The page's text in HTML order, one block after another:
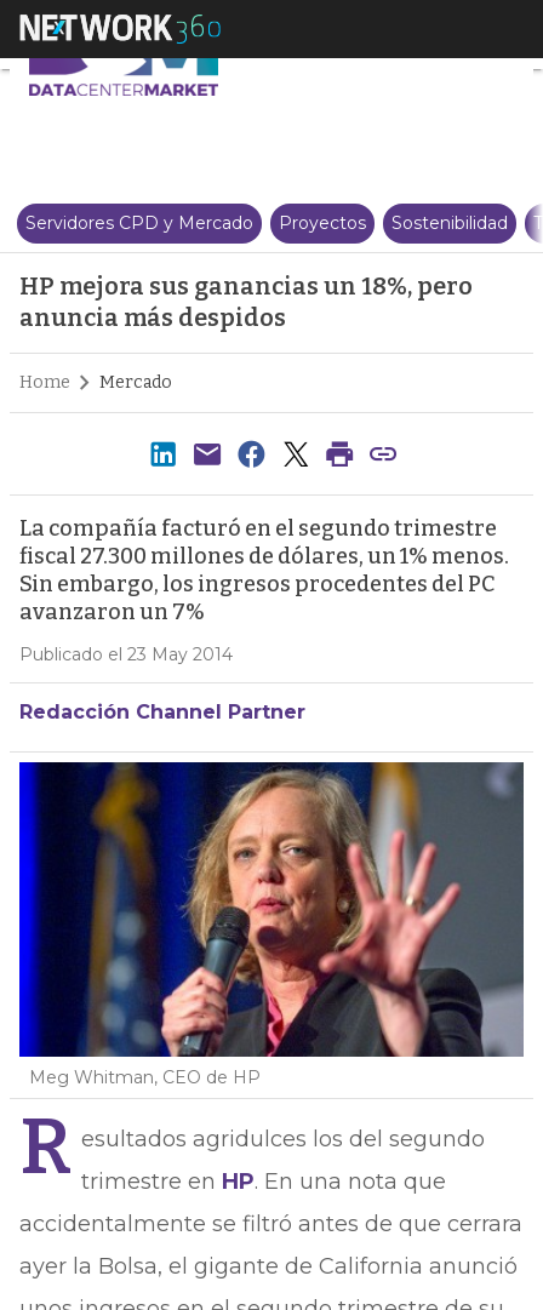
HP mejora sus ganancias un
Servidores CPD y Mercado Proyectos Sostenibilidad
HP mejora sus ganancias un 18%, pero
anuncia más despidos
Home Mercado
La compañía facturó en el segundo trimestre
fiscal 27.300 millones de dólares, un 1% menos.
Sin embargo, los ingresos procedentes del PC
avanzaron un 7%
Publicado el 23 May 2014
Redacción Channel Partner
Meg Whitman, CEO de HP
R esultados agridulces los del segundo
trimestre en HP. En una nota que
accidentalmente se filtró antes de que cerrara
ayer la Bolsa, el gigante de California anunció